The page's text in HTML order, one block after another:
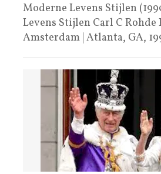
Moderne Levens Stijlen
Levens Stijlen Carl C Rohde
Amsterdam | Atlanta, GA,